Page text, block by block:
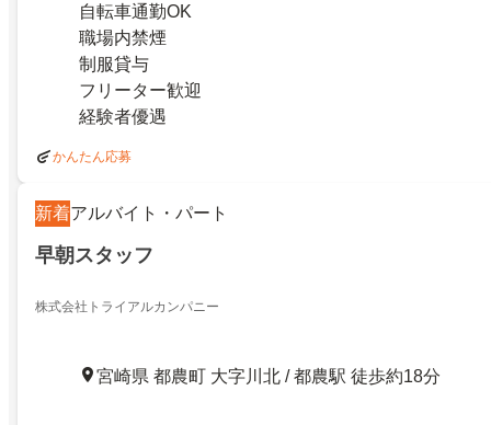
自転車通勤OK
職場内禁煙
制服貸与
フリーター歓迎
経験者優遇
かんたん応募
新着アルバイト・パート
早朝スタッフ
株式会社トライアルカンパニー
宮崎県 都農町 大字川北 / 都農駅 徒歩約18分